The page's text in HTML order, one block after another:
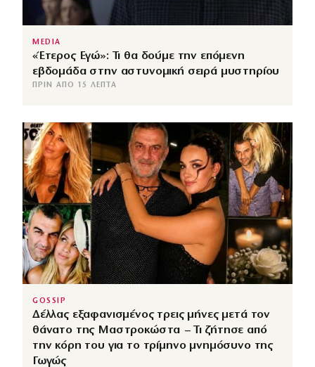
MEDIA
«Έτερος Εγώ»: Τι θα δούμε την επόμενη
εβδομάδα στην αστυνομική σειρά μυστηρίου
ΠΡΙΝ ΑΠΌ 15 ΛΕΠΤΆ
GOSSIP
Δέλλας εξαφανισμένος τρεις μήνες μετά τον
θάνατο της Μαστροκώστα – Τι ζήτησε από
την κόρη του για το τρίμηνο μνημόσυνο της
Γωγώς